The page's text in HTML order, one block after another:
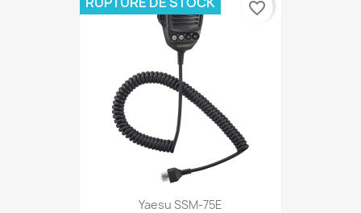
Yaesu SSM-75E
favorite_border